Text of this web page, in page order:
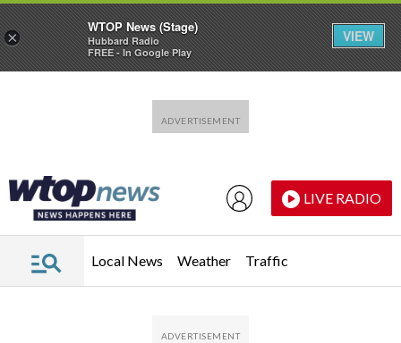
LIVE RADIO
Local News Weather Traffic
×
WTOP News (Stage)
Hubbard Radio
FREE - In Google Play
VIEW